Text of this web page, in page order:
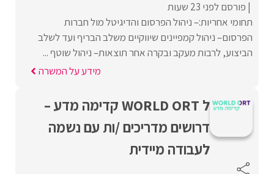
פורסם לפני 23 שעות
תחומי אחריות:– ניהול הפרסום והדיגיטל מול חברות
הפרסום– ניהול קמפיינים שיווקיים משלב הבריף ועד לשלב
הביצוע, לרבות מעקב ובקרה אחר תוצאות– ניהול שוטף ...
מידע על המשרה
ל WORLD ORT קדימה מדע –
דרושים מדריכים /ות עם נשמה
לעבודה מיידית